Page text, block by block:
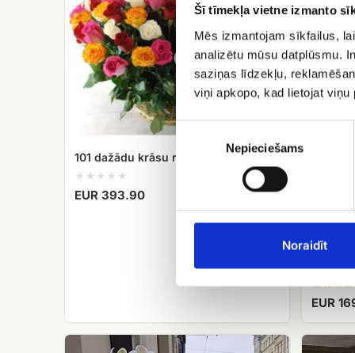
Šī tīmekļa vietne izmanto
Mēs izmantojam sīkfailus,
analizētu mūsu datplūsmu.
saziņas līdzekļu,
viņi apkopo, kad lietojat viņu
Piekrišanas
Nepieciešams
Noraidīt
grozā
101 dažādu krāsu roze grozā
EUR 393.90
EUR
Orhidejas
Rozes